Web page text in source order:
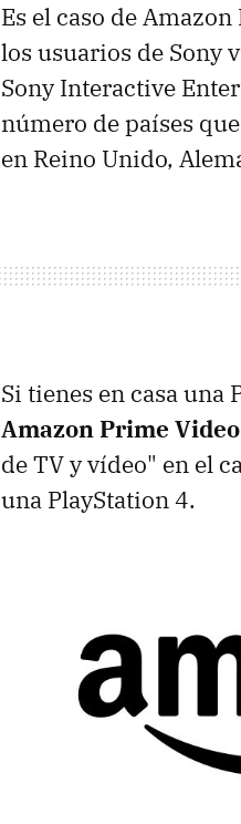
Es el caso de
los usuarios de Sony
Sony Interactive
número de países
en Reino Unido,
Si tienes en casa una
Amazon Prime Video
de TV y vídeo" en el
una PlayStation 4.